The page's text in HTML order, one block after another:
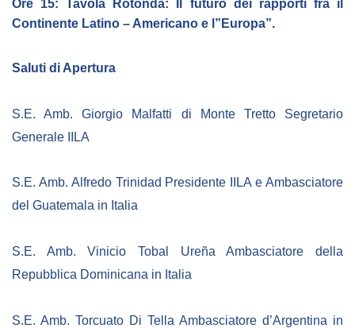
Albo fornitori
Ore 15: Tavola Rotonda: Il futuro dei rapporti fra il
Continente Latino – Americano e l”Europa”.
Saluti di Apertura
S.E. Amb. Giorgio Malfatti di Monte Tretto Segretario
Generale IILA
S.E. Amb. Alfredo Trinidad Presidente IILA e Ambasciatore
del Guatemala in Italia
S.E. Amb. Vinicio Tobal Ureña Ambasciatore della
Repubblica Dominicana in Italia
S.E. Amb. Torcuato Di Tella Ambasciatore d’Argentina in